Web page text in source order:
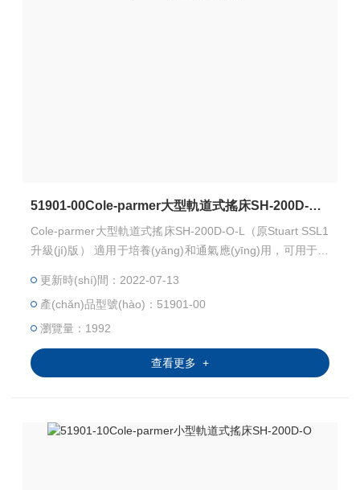
51901-00Cole-parmer大型軌道式搖床SH-200D-O-L
Cole-parmer大型軌道式搖床SH-200D-O-L（原Stuart SSL1
升級(jí)版） 適用于培養(yǎng)和通氣應(yīng)用，可用于環
更新時(shí)間：2022-07-13
產(chǎn)品型號(hào)：51901-00
瀏覽量：1992
查看更多 +